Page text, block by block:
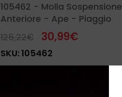
105462 - Molla Sospensione
Anteriore - Ape - Piaggio
125,22€ 30,99€
SKU:105462